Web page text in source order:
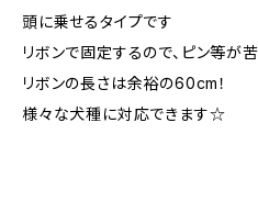
頭に乗せるタイプです
リボンで固定するので、ピン等が
リボンの長さは余裕の60cm！
様々な犬種に対応できます☆